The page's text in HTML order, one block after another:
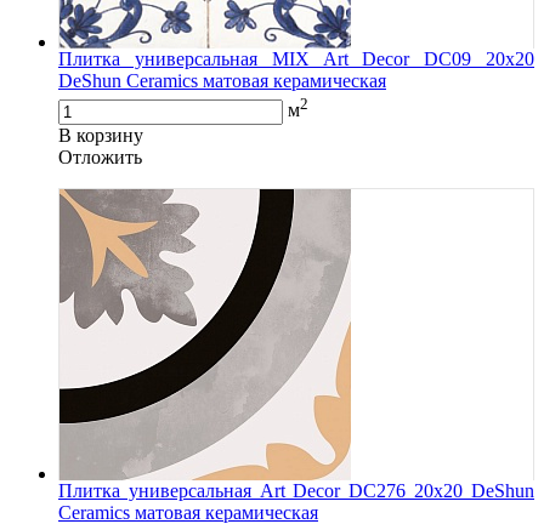
Плитка универсальная MIX Art Decor DC09 20х20
DeShun Ceramics матовая керамическая
м2
В корзину
Oтложить
Плитка универсальная Art Decor DC276 20x20 DeShun
Ceramics матовая керамическая